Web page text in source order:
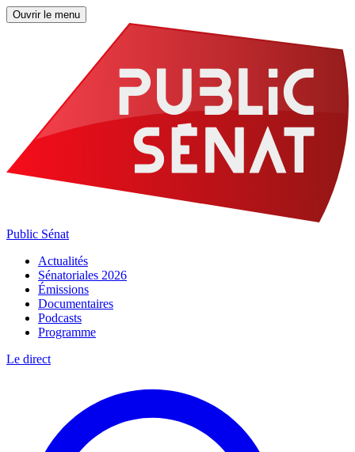
Ouvrir le menu
Public Sénat
Actualités
Sénatoriales 2026
Émissions
Documentaires
Podcasts
Programme
Le direct